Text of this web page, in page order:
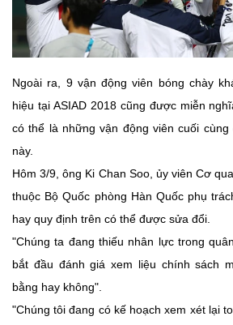
Ngoài ra, 9 vận động viên bóng chày
hiệu tại ASIAD 2018 cũng được miễn
có thể là những vận động viên cuối
này.
Hôm 3/9, ông Ki Chan Soo, ủy viên Cơ
thuộc Bộ Quốc phòng Hàn Quốc phụ
hay quy định trên có thể được sửa đổi.
"Chúng ta đang thiếu nhân lực trong
bắt đầu đánh giá xem liệu chính sách
bằng hay không".
"Chúng tôi đang có kế hoạch xem xét lại